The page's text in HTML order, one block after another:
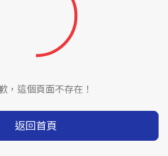
，這個頁面不存在！
返回首頁